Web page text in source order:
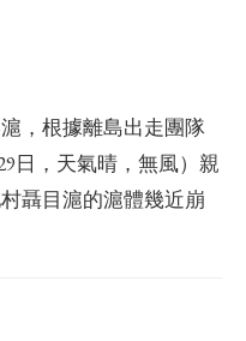
，根據離島出走團隊
日，天氣晴，無風）親
聶目滬的滬體幾近崩